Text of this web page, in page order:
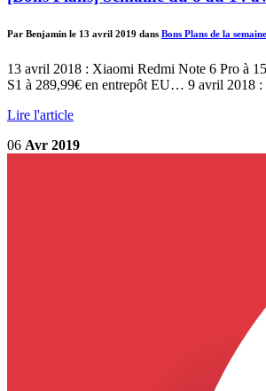
Par Benjamin le 13 avril 2019 dans Bons Plans de la semaine
13 avril 2018 : Xiaomi Redmi Note 6 Pro à
S1 à 289,99€ en entrepôt EU… 9 avril
Lire l'article
06 Avr 2019